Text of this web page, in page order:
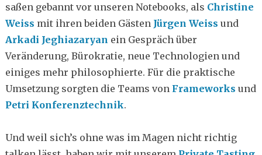
saßen gebannt vor unseren Notebooks, als Christine
Weiss mit ihren beiden Gästen Jürgen Weiss und
Arkadi Jeghiazaryan ein Gespräch über
Veränderung, Bürokratie, neue Technologien und
einiges mehr philosophierte. Für die praktische
Umsetzung sorgten die Teams von Frameworks und
Petri Konferenztechnik.
Und weil sich’s ohne was im Magen nicht richtig